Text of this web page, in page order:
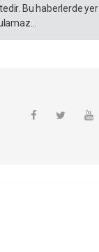
Bu haberlerde yer